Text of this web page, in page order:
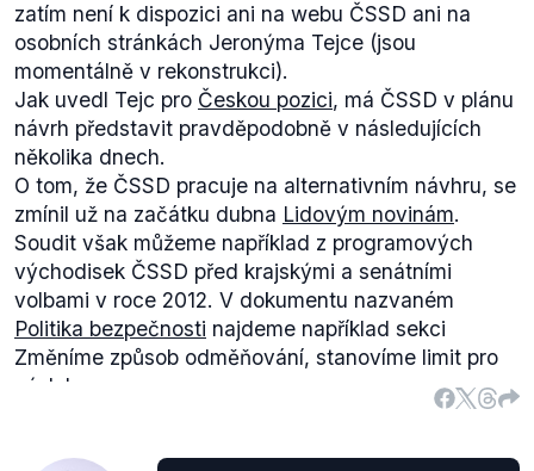
zatím není k dispozici ani na webu ČSSD ani na
osobních stránkách Jeronýma Tejce (jsou
momentálně v rekonstrukci).
Jak uvedl Tejc pro Českou pozici, má ČSSD v plánu
návrh představit pravděpodobně v následujících
několika dnech.
O tom, že ČSSD pracuje na alternativním návhru, se
zmínil už na začátku dubna Lidovým novinám.
Soudit však můžeme například z programových
východisek ČSSD před krajskými a senátními
volbami v roce 2012. V dokumentu nazvaném
Politika bezpečnosti najdeme například sekci
Změníme způsob odměňování, stanovíme limit pro
výsluhy.